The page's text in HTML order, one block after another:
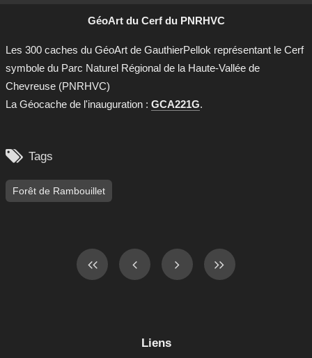
GéoArt du Cerf du PNRHVC
Les 300 caches du GéoArt de GauthierPellok représentant le Cerf
symbole du Parc Naturel Régional de la Haute-Vallée de
Chevreuse (PNRHVC)
La Géocache de l'inauguration : GCA221G.
 Tags
Forêt de Rambouillet
Liens